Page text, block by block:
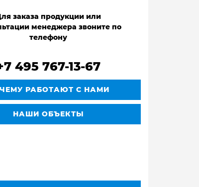
заказа продукции или
менеджера звоните по
телефону
495 767-13-67
РАБОТАЮТ С НАМИ
НАШИ ОБЪЕКТЫ